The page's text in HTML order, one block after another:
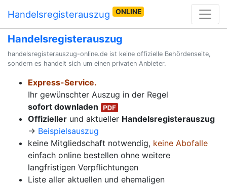
Handelsregisterauszug ONLINE
Handelsregisterauszug
handelsregisterauszug-online.de ist keine offizielle Behördenseite,
sondern es handelt sich um einen privaten Anbieter.
Express-Service.
Ihr gewünschter Auszug in der Regel
sofort downladen
Offizieller und aktueller Handelsregisterauszug
→ Beispielsauszug
keine Mitgliedschaft notwendig, keine Abofalle
einfach online bestellen ohne weitere
langfristigen Verpflichtungen
Liste aller aktuellen und ehemaligen